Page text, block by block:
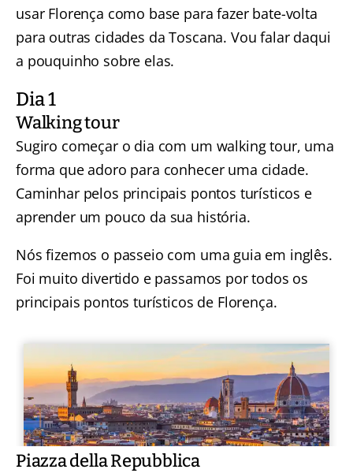
usar Florença como base para fazer bate-volta
para outras cidades da Toscana. Vou falar daqui
a pouquinho sobre elas.
Dia 1
Walking tour
Sugiro começar o dia com um walking tour, uma
forma que adoro para conhecer uma cidade.
Caminhar pelos principais pontos turísticos e
aprender um pouco da sua história.
Nós fizemos o passeio com uma guia em inglês.
Foi muito divertido e passamos por todos os
principais pontos turísticos de Florença.
Piazza della Repubblica